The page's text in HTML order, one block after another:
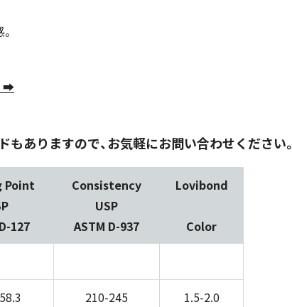
➡
りますので、お気軽にお問い合わせください。
Point
127
Consistency
USP
ASTM D-937
Lovibond
Color
210-245 1.5-2.0